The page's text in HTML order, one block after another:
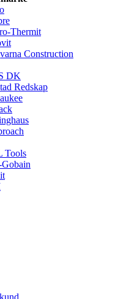
Thermit
Construction
DK
Redskap
Tools
Gobain